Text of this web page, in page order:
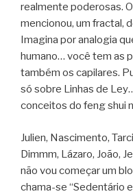
realmente poderosas.
mencionou, um fractal,
Imagina por analogia
humano… você tem as
também os capilares.
só sobre Linhas de
conceitos do feng shui
Julien, Nascimento,
Dimmm, Lázaro, João,
não vou começar um
chama-se “Sedentário